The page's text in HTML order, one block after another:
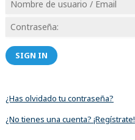
SIGN IN
¿Has olvidado tu contraseña?
¿No tienes una cuenta? ¡Regístrate!